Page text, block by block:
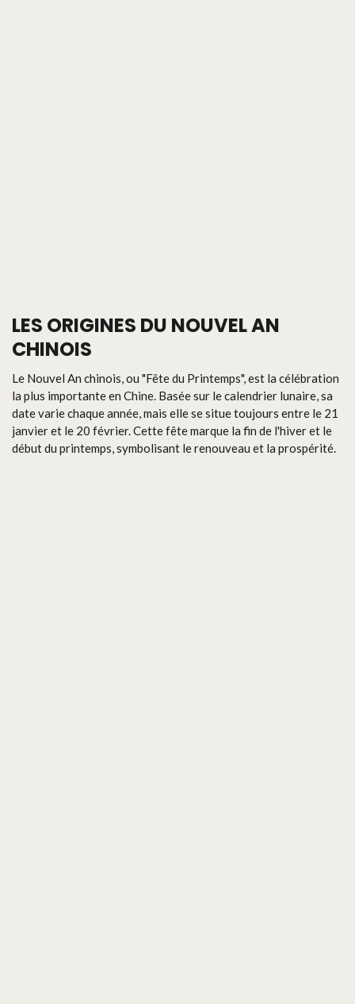
LES ORIGINES DU NOUVEL AN
CHINOIS
Le Nouvel An chinois, ou "Fête du Printemps", est la célébration
la plus importante en Chine. Basée sur le calendrier lunaire, sa
date varie chaque année, mais elle se situe toujours entre le 21
janvier et le 20 février. Cette fête marque la fin de l'hiver et le
début du printemps, symbolisant le renouveau et la prospérité.